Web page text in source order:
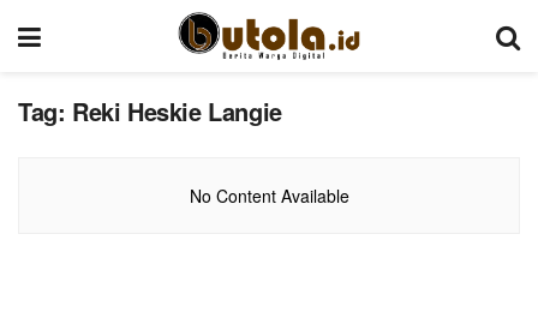
Tag: Reki Heskie Langie
No Content Available